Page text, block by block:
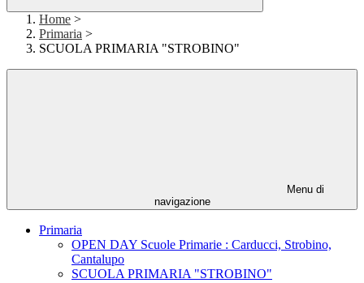
Home >
Primaria >
SCUOLA PRIMARIA "STROBINO"
Menu di
navigazione
Primaria
OPEN DAY Scuole Primarie : Carducci, Strobino,
Cantalupo
SCUOLA PRIMARIA "STROBINO"